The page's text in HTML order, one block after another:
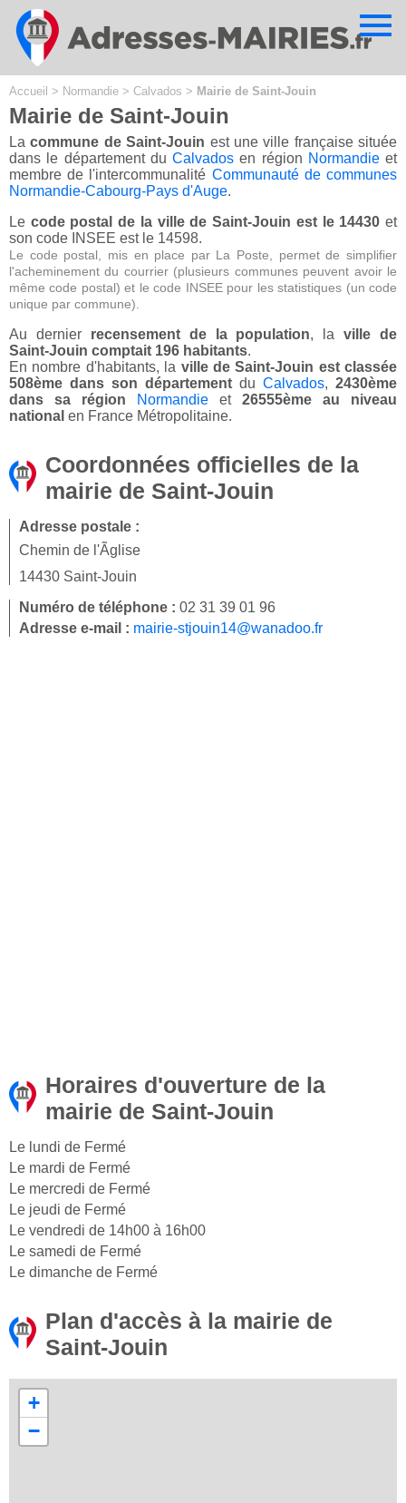
Accueil > Normandie > Calvados > Mairie de Saint-Jouin
Mairie de Saint-Jouin
Lacommune de Saint-Jouin est une ville française située
dans le département du Calvados en région Normandieet
membre de l'intercommunalité Communauté de communes
Normandie-Cabourg-Pays d'Auge.
Le code postal de la ville de Saint-Jouin est le 14430 et
son code INSEE est le 14598.
Le code postal, mis en place par La Poste, permet de simplifier
l'acheminement du courrier (plusieurs communes peuvent avoir le
même code postal) et le code INSEE pour les statistiques (un code
unique par commune).
Au dernier recensement de la population, laville de
Saint-Jouin comptait 196 habitants.
En nombre d'habitants, la ville de Saint-Jouin est classée
508ème dans son département du Calvados, 2430ème
dans sa région
Normandie et 26555ème au niveau
national en France Métropolitaine.
Coordonnées officielles de la
mairie de Saint-Jouin
Adresse postale :
Chemin de l'Ãglise
14430 Saint-Jouin
Numéro de téléphone : 02 31 39 01 96
Adresse e-mail : mairie-stjouin14@wanadoo.fr
Horaires d'ouverture de la
mairie de Saint-Jouin
Le lundi de Fermé
Le mardi de Fermé
Le mercredi de Fermé
Le jeudi de Fermé
Le vendredi de 14h00 à 16h00
Le samedi de Fermé
Le dimanche de Fermé
Plan d'accès à la mairie de
Saint-Jouin
+
−
Cookies management panel